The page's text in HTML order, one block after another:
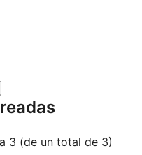
3 (de un total de 3)